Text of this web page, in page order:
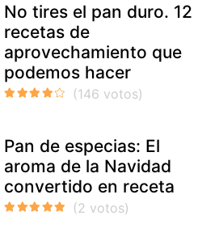
No tires el pan duro. 12
recetas de
aprovechamiento que
podemos hacer
Pan de especias: El
aroma de la Navidad
convertido en receta